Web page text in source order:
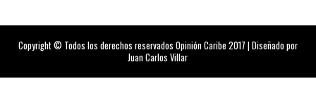
Copyright © Todos los derechos reservados Opinión Caribe 2017 | Diseñado por
Juan Carlos Villar